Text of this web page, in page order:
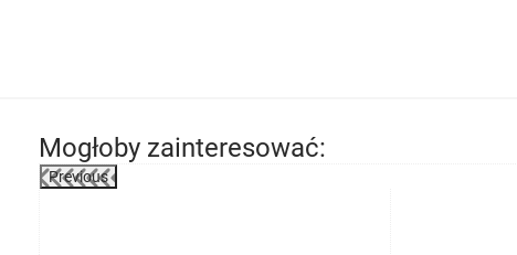
Mogłoby zainteresować:
Previous